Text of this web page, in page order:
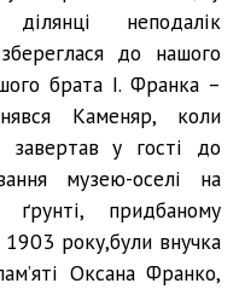
неподалік
до нашого
брата І. Франка –
Каменяр, коли
завертав у гості до
музею-оселі на
ґрунті, придбаному
року,були внучка
Оксана Франко,